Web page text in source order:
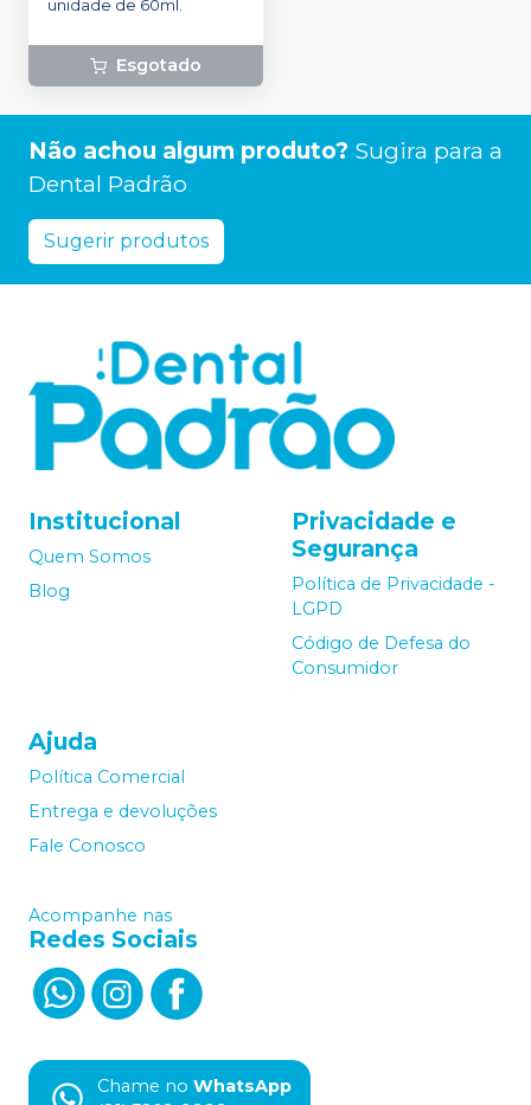
unidade de 60ml.
Esgotado
Não achou algum produto? Sugira para a
Dental Padrão
Sugerir produtos
Institucional
Quem Somos
Blog
Privacidade e
Segurança
Política de Privacidade -
LGPD
Código de Defesa do
Consumidor
Ajuda
Política Comercial
Entrega e devoluções
Fale Conosco
Acompanhe nas
Redes Sociais
Chame no WhatsApp